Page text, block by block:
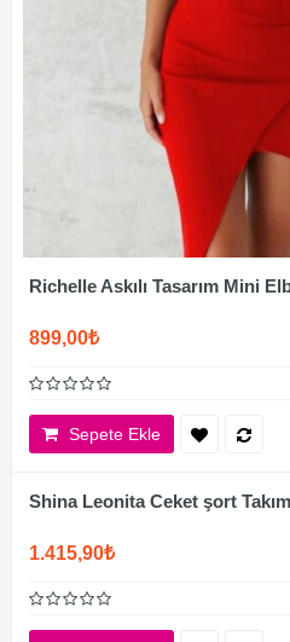
Richelle Askılı Tasarım Mini
899,00₺
Sepete Ekle
Shina Leonita Ceket şort
1.415,90₺